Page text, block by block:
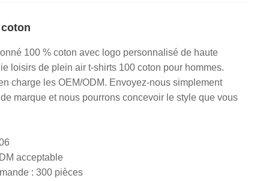
100 % coton avec logo personnalisé de haute
loisirs de plein air t-shirts 100 coton pour hommes.
charge les OEM/ODM. Envoyez-nous simplement
marque et nous pourrons concevoir le style que vous
acceptable
: 300 pièces